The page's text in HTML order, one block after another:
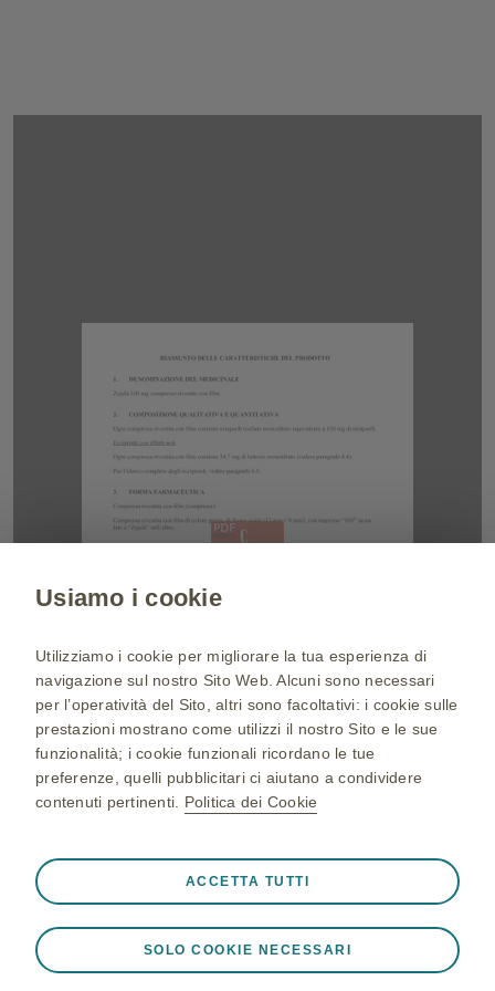
Usiamo i cookie
Utilizziamo i cookie per migliorare la tua esperienza di
navigazione sul nostro Sito Web. Alcuni sono necessari
per l’operatività del Sito, altri sono facoltativi: i cookie sulle
prestazioni mostrano come utilizzi il nostro Sito e le sue
funzionalità; i cookie funzionali ricordano le tue
preferenze, quelli pubblicitari ci aiutano a condividere
contenuti pertinenti. Politica dei Cookie
❮
ad esempio per memorizzare i dati della sessione durante
una visita al Sito, per gestire le preferenze sui cookie e
SOLO COOKIE NECESSARI
ACCETTA TUTTI